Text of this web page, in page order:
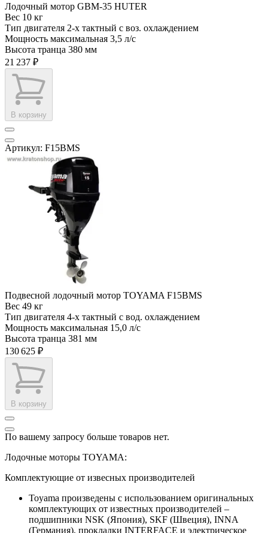
Лодочный мотор GBM-35 HUTER
Вес 10 кг
Тип двигателя 2-х тактный с воз. охлаждением
Мощность максимальная 3,5 л/с
Высота транца 380 мм
21 237 ₽
В корзину
Артикул: F15BMS
Подвесной лодочный мотор TOYAMA F15BMS
Вес 49 кг
Тип двигателя 4-х тактный с вод. охлаждением
Мощность максимальная 15,0 л/с
Высота транца 381 мм
130 625 ₽
В корзину
По вашему запросу больше товаров нет.
Лодочные моторы TOYAMA:
Комплектующие от извесных производителей
Toyama произведены с использованием оригинальных
комплектующих от известных производителей –
подшипники NSK (Япония), SKF (Швеция), INNA
(Германия), прокладки INTERFACE и электрическое